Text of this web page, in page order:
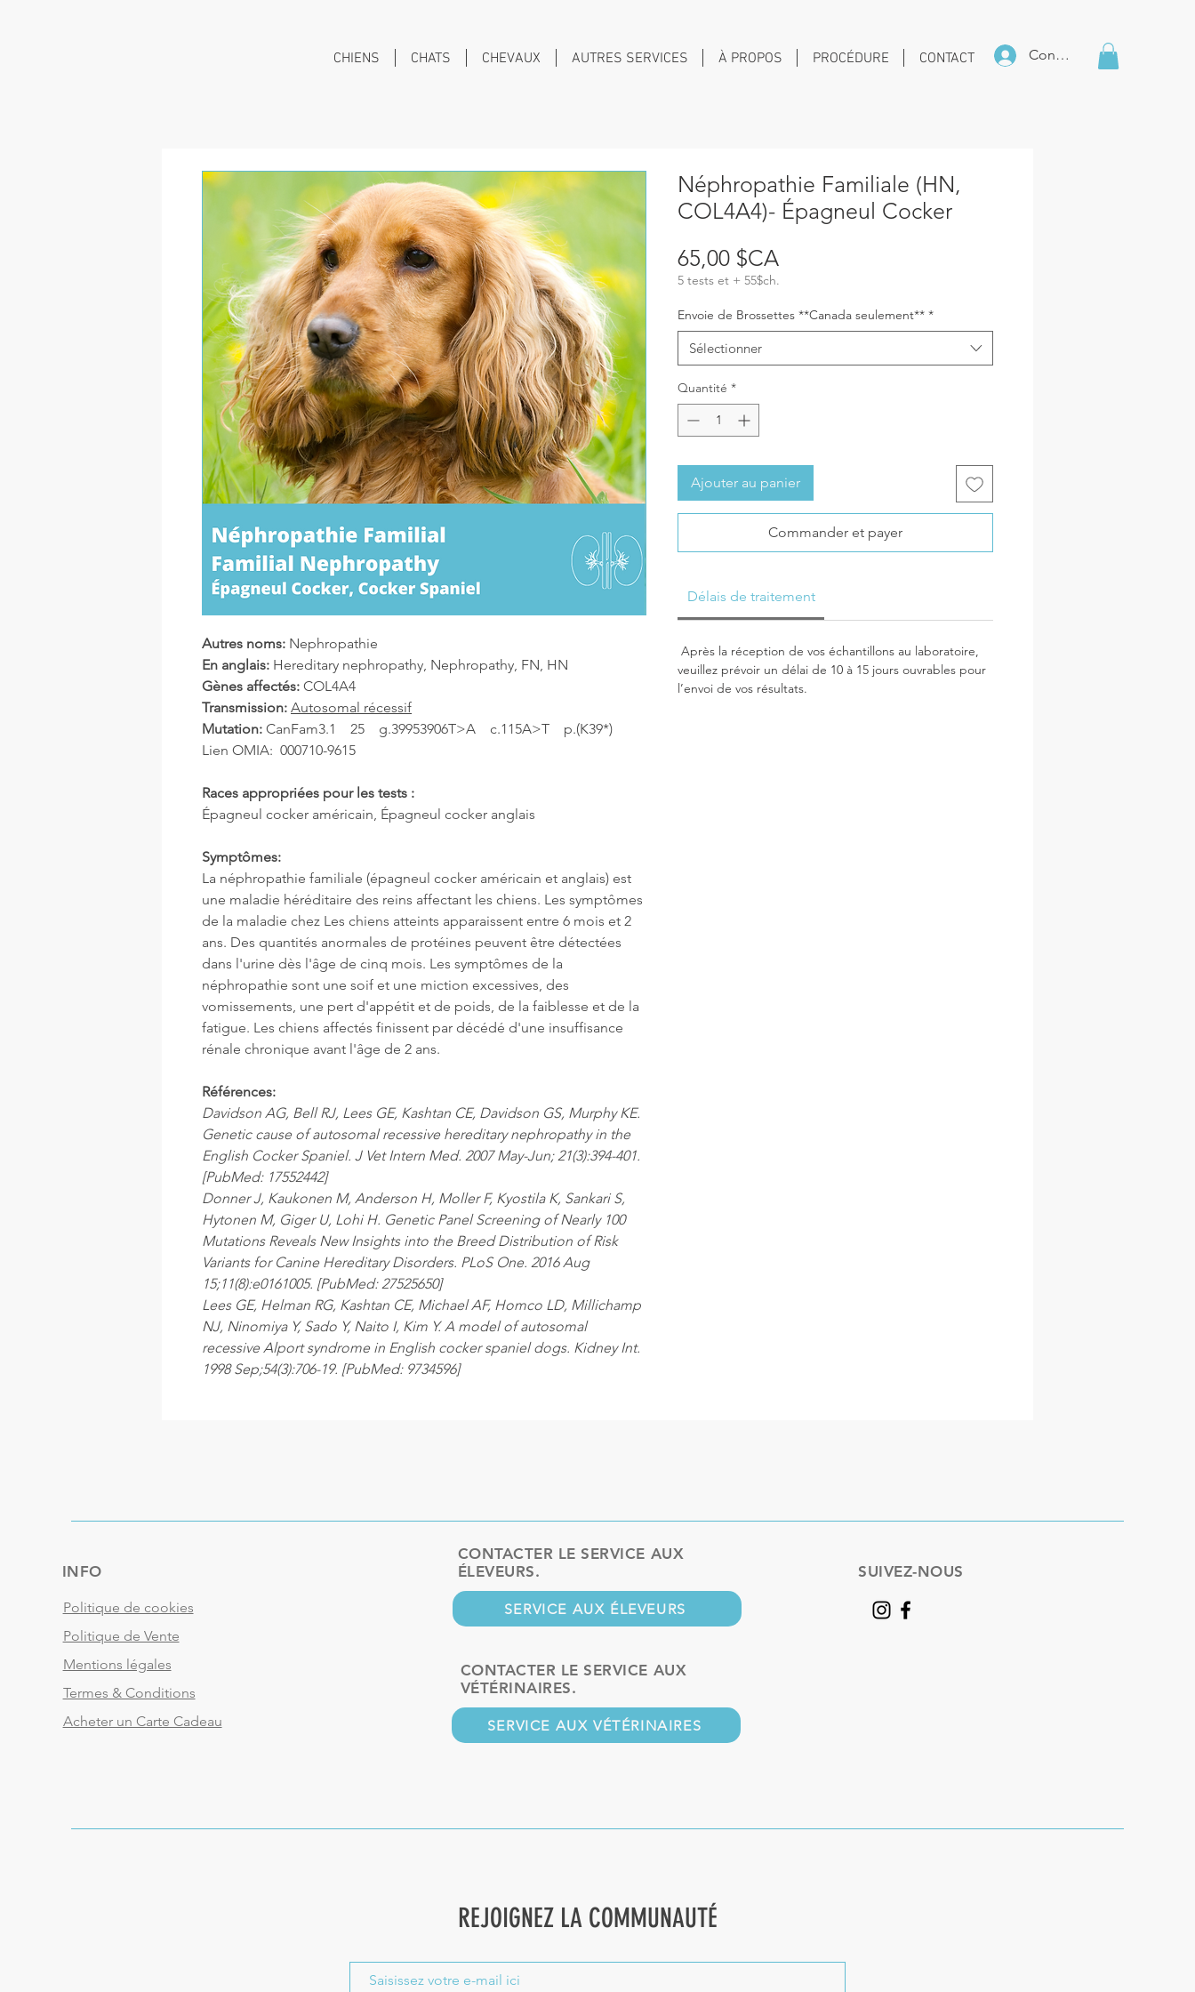
CHIENS CHATS CHEVAUX AUTRES SERVICES À PROPOS PROCÉDURE CONTACT Connexion
Autres noms: Nephropathie
En anglais: Hereditary nephropathy, Nephropathy, FN, HN
Gènes affectés: COL4A4
Transmission: Autosomal récessif
Mutation: CanFam3.1 25 g.39953906T>A c.115A>T p.(K39*)
Lien OMIA: 000710-9615
Races appropriées pour les tests :
Épagneul cocker américain, Épagneul cocker anglais
Symptômes:
La néphropathie familiale (épagneul cocker américain et anglais) est
une maladie héréditaire des reins affectant les chiens. Les symptômes
de la maladie chez Les chiens atteints apparaissent entre 6 mois et 2
ans. Des quantités anormales de protéines peuvent être détectées
dans l'urine dès l'âge de cinq mois. Les symptômes de la
néphropathie sont une soif et une miction excessives, des
vomissements, une pert d'appétit et de poids, de la faiblesse et de la
fatigue. Les chiens affectés finissent par décédé d'une insuffisance
rénale chronique avant l'âge de 2 ans.
Références:
Davidson AG, Bell RJ, Lees GE, Kashtan CE, Davidson GS, Murphy KE.
Genetic cause of autosomal recessive hereditary nephropathy in the
English Cocker Spaniel. J Vet Intern Med. 2007 May-Jun; 21(3):394-401.
[PubMed: 17552442]
Donner J, Kaukonen M, Anderson H, Moller F, Kyostila K, Sankari S,
Hytonen M, Giger U, Lohi H. Genetic Panel Screening of Nearly 100
Mutations Reveals New Insights into the Breed Distribution of Risk
Variants for Canine Hereditary Disorders. PLoS One. 2016 Aug
15;11(8):e0161005. [PubMed: 27525650]
Lees GE, Helman RG, Kashtan CE, Michael AF, Homco LD, Millichamp
NJ, Ninomiya Y, Sado Y, Naito I, Kim Y. A model of autosomal
recessive Alport syndrome in English cocker spaniel dogs. Kidney Int.
1998 Sep;54(3):706-19. [PubMed: 9734596]
Néphropathie Familiale (HN,
COL4A4)- Épagneul Cocker
65,00 $CAPrix
5 tests et + 55$ch.
Envoie de Brossettes **Canada seulement** *
Sélectionner
Quantité *
Ajouter au panier
Commander et payer
Délais de traitement
Après la réception de vos échantillons au laboratoire,
veuillez prévoir un délai de 10 à 15 jours ouvrables pour
l’envoi de vos résultats.
INFO
Politique de cookies
Politique de Vente
Mentions légales
Termes & Conditions
Acheter un Carte Cadeau
CONTACTER LE SERVICE AUX
ÉLEVEURS.
SERVICE AUX ÉLEVEURS
CONTACTER LE SERVICE AUX
VÉTÉRINAIRES.
SUIVEZ-NOUS
SERVICE AUX VÉTÉRINAIRES
REJOIGNEZ LA COMMUNAUTÉ